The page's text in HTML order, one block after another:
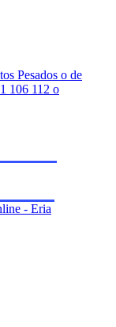
Pesados o de
106 112 o